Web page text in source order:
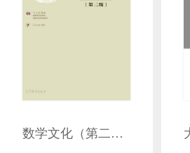
数学文化（第二版）